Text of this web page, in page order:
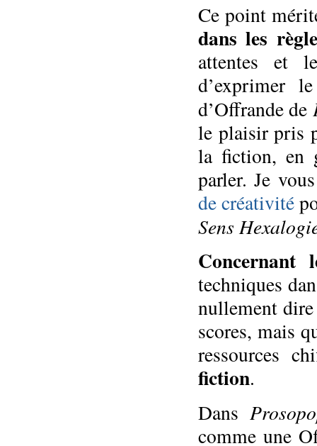
Ce point
dans les
attentes et
d’exprimer
d’Offrande de
le plaisir pris
la fiction, en
parler. Je
de créativité
Sens
Concernant
techniques
nullement
scores, mais
ressources
fiction.
Dans
comme une